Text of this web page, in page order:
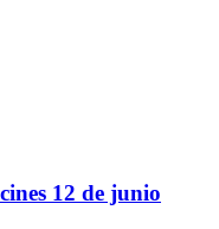
12 de junio